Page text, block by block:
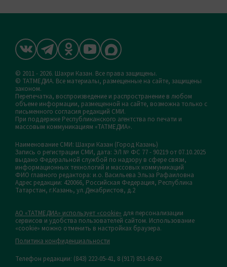
© 2011 - 2026. Шахри Казан. Все права защищены.
© ТАТМЕДИА. Все материалы, размещенные на сайте, защищены
законом.
Перепечатка, воспроизведение и распространение в любом
объеме информации, размещенной на сайте, возможна только с
письменного согласия редакций СМИ.
При поддержке Республиканского агентства по печати и
массовым коммуникациям «ТАТМЕДИА».
Наименование СМИ: Шахри Казан (Город Казань)
Запись о регистрации СМИ, дата: ЭЛ № ФС 77 - 90219 от 07.10.2025
выдано Федеральной службой по надзору в сфере связи,
информационных технологий и массовых коммуникаций
ФИО главного редактора: и.о. Васильева Эльза Рафаиловна
Адрес редакции: 420066, Российская Федерация, Республика
Татарстан, г.Казань, ул.Декабристов, д.2
АО «ТАТМЕДИА» использует «cookie» для персонализации
сервисов и удобства пользователей сайтом. Использование
«cookie» можно отменить в настройках браузера.
Политика конфиденциальности
Телефон редакции: (843) 222-05-41, 8 (917) 851-69-62